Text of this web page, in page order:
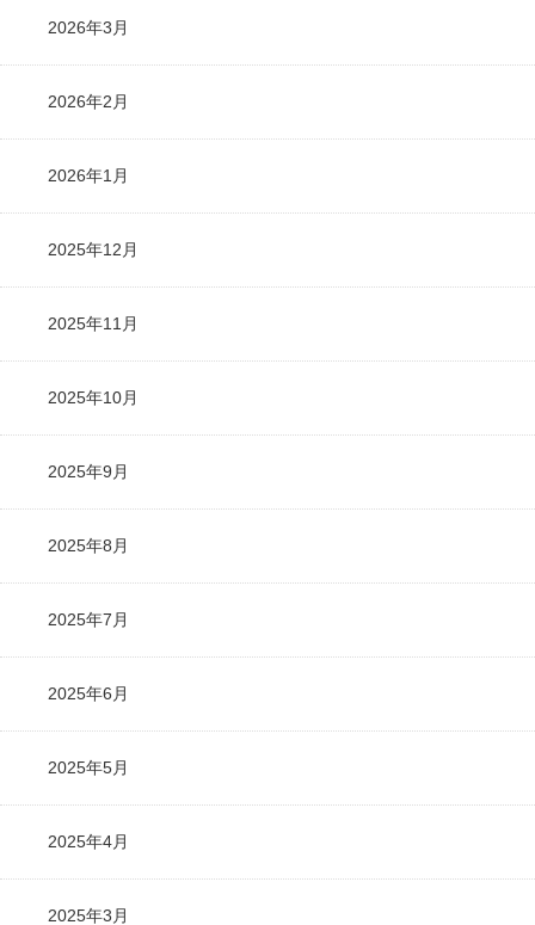
2026年3月
2026年2月
2026年1月
2025年12月
2025年11月
2025年10月
2025年9月
2025年8月
2025年7月
2025年6月
2025年5月
2025年4月
2025年3月